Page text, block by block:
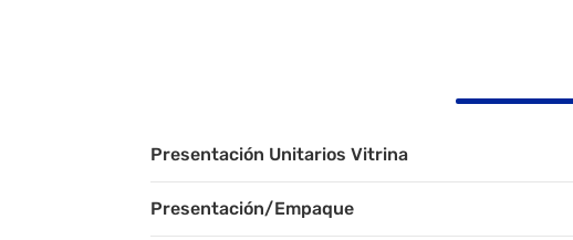
Presentación Unitarios Vitrina
Presentación/Empaque